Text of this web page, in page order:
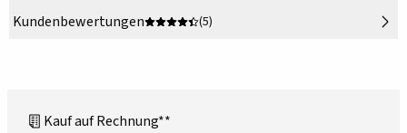
Kundenbewertungen
(5)
Kauf auf Rechnung**